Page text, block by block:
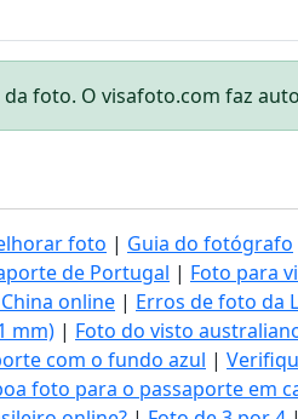
foto. O visafoto.com faz
foto | Guia do fotógrafo
de Portugal | Foto para
online | Erros de foto da
mm) | Foto do visto
com o fundo azul |
foto para o passaporte em